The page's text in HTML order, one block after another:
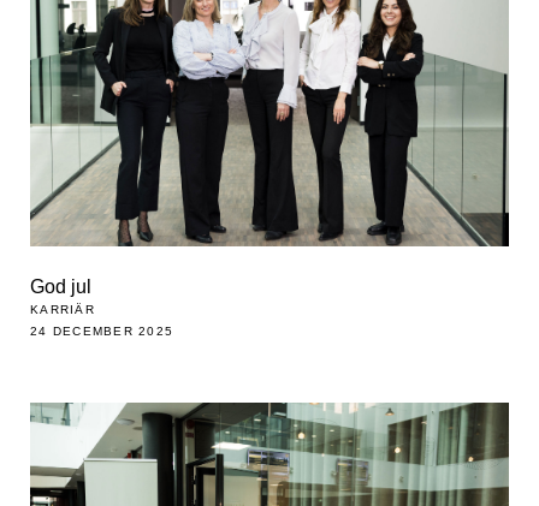
God jul
KARRIÄR
24 DECEMBER 2025